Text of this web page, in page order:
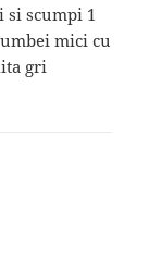
scumpi 1
mici cu
gri